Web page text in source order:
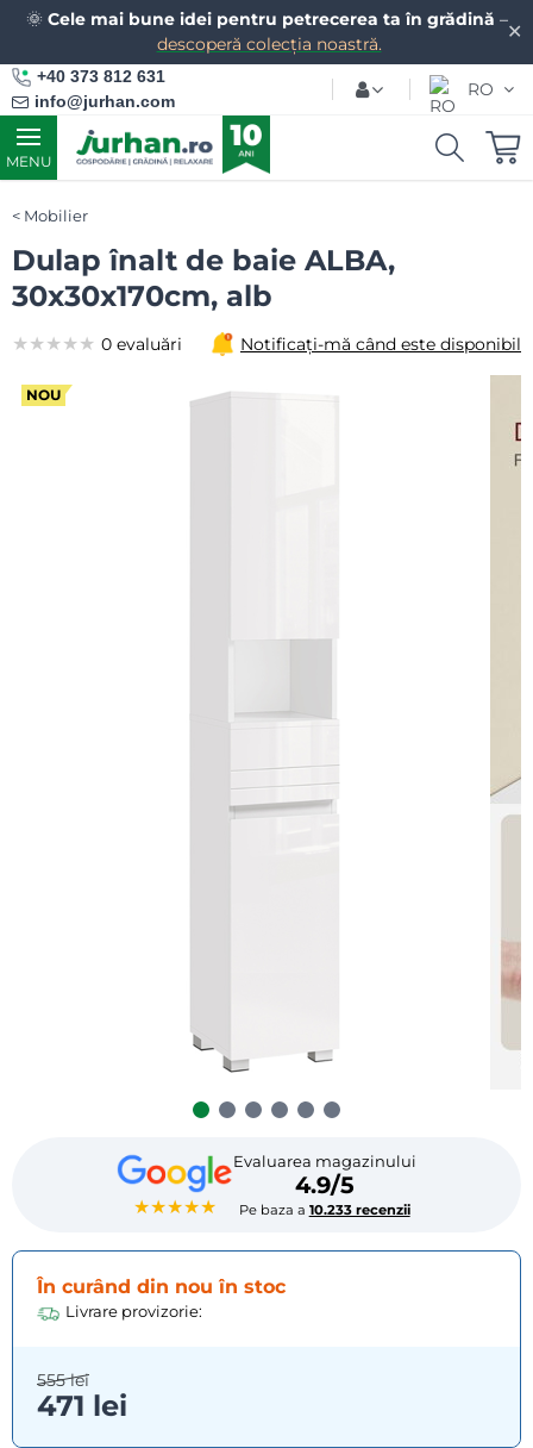
✕
🌞 Cele mai bune idei pentru petrecerea ta în grădină –
descoperă colecția noastră.
+40 373 812 631
info@jurhan.com
RO
MENU
Mobilier
Dulap înalt de baie ALBA,
30x30x170cm, alb
NOU
★★★★★
Evaluarea magazinului
4.9/5
Pe baza a 10.233 recenzii
★★★★★
★★★★★
★★★★★ 0 evaluări Notificați-mă când este disponibil
În curând din nou în stoc
Livrare provizorie:
471 lei
555 lei